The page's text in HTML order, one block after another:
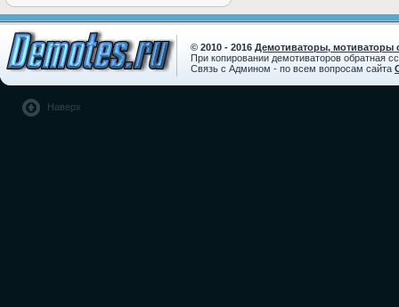
© 2010 - 2016 Демотиваторы, мотиваторы
При копировании демотиваторов обратная
Связь с Админом - по всем вопросам сайта
Наверх